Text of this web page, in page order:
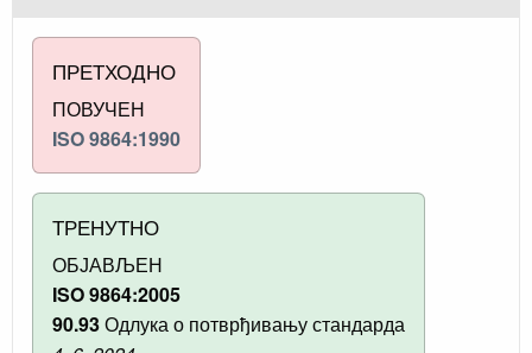
ПРЕТХОДНО
ПОВУЧЕН
ISO 9864:1990
ТРЕНУТНО
ОБЈАВЉЕН
ISO 9864:2005
90.93Одлука о потврђивању стандарда